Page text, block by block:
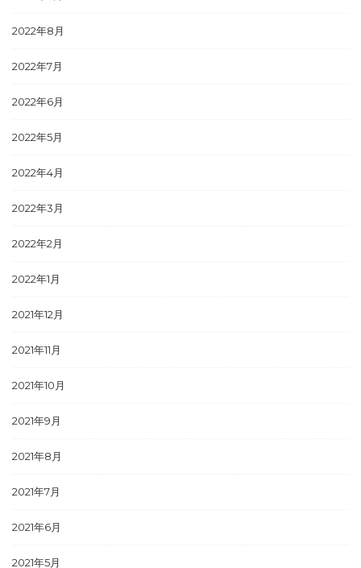
2022年8月
2022年7月
2022年6月
2022年5月
2022年4月
2022年3月
2022年2月
2022年1月
2021年12月
2021年11月
2021年10月
2021年9月
2021年8月
2021年7月
2021年6月
2021年5月